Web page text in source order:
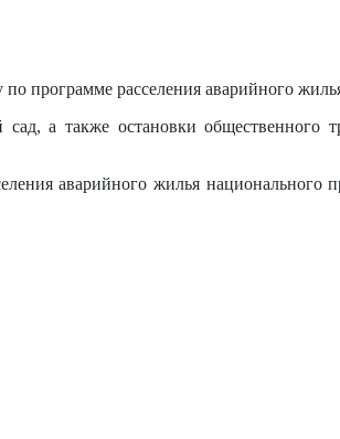
программе расселения аварийного
а также остановки общественного
аварийного жилья национального